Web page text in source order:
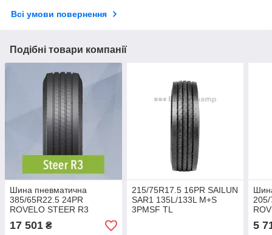
Всі умови повернення
Подібні товари компанії
Шина пневматична
385/65R22.5 24PR
ROVELO STEER R3
164K/158L M+S 3PMSF TL
17 501 ₴
215/75R17.5 16PR SAILUN
SAR1 135L/133L M+S
3PMSF TL
205/
TL
5